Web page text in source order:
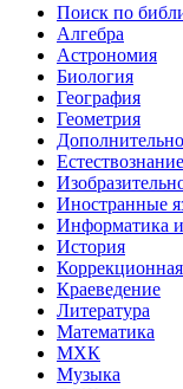
Поиск по
Алгебра
Астрономия
Биология
География
Геометрия
Естествознание
Иностранные
Информатика
История
Краеведение
Литература
Математика
МХК
Музыка